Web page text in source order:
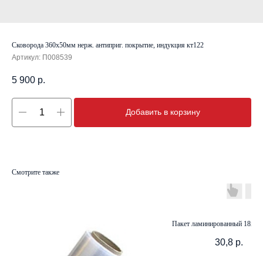
Сковорода 360х50мм нерж. антиприг. покрытие, индукция кт122
Артикул: П008539
5 900 р.
Добавить в корзину
Смотрите также
Пакет ламинированный 18х23
30,8 р.